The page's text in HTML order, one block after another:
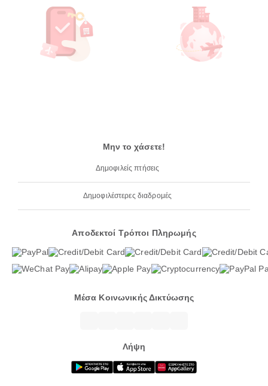
Μην το χάσετε!
Δημοφιλείς πτήσεις
Δημοφιλέστερες διαδρομές
Αποδεκτοί Τρόποι Πληρωμής
Μέσα Κοινωνικής Δικτύωσης
Λήψη